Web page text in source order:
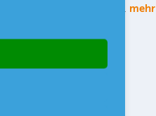
Prognose erhöht. So… mehr